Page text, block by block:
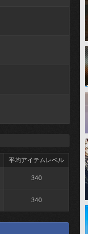
平均アイテムレベル
340
340